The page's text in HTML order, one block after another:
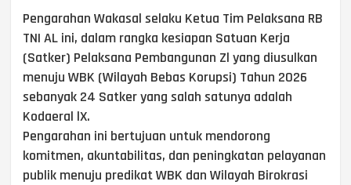
Pengarahan Wakasal selaku Ketua Tim Pelaksana RB
TNI AL ini, dalam rangka kesiapan Satuan Kerja
(Satker) Pelaksana Pembangunan Zl yang diusulkan
menuju WBK (Wilayah Bebas Korupsi) Tahun 2026
sebanyak 24 Satker yang salah satunya adalah
Kodaeral lX.
Pengarahan ini bertujuan untuk mendorong
komitmen, akuntabilitas, dan peningkatan pelayanan
publik menuju predikat WBK dan Wilayah Birokrasi